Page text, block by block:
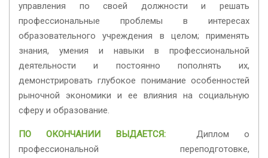
управления по своей должности и решать
профессиональные проблемы в интересах
образовательного учреждения в целом; применять
знания, умения и навыки в профессиональной
деятельности и постоянно пополнять их,
демонстрировать глубокое понимание особенностей
рыночной экономики и ее влияния на социальную
сферу и образование.
ПО ОКОНЧАНИИ ВЫДАЕТСЯ:
Диплом о
профессиональной переподготовке,